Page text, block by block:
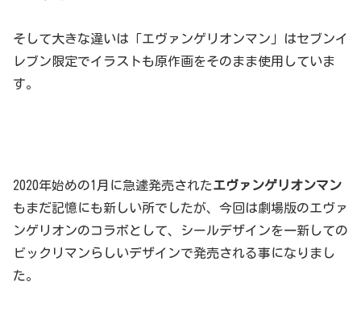
そして大きな違いは「エヴァンゲリオンマン」はセブンイ
レブン限定でイラストも原作画をそのまま使用していま
す。
2020年始めの1月に急遽発売されたエヴァンゲリオンマン
もまだ記憶にも新しい所でしたが、今回は劇場版のエヴァ
ンゲリオンのコラボとして、シールデザインを一新しての
ビックリマンらしいデザインで発売される事になりまし
た。